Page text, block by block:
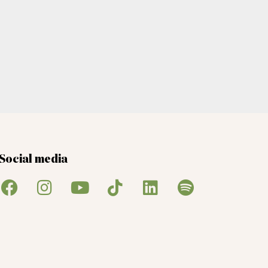
Social media